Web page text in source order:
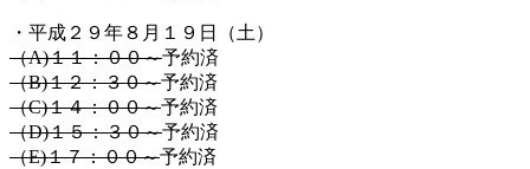
・平成２９年８月１９日（土）
（A)１１：００～予約済
（B)１２：３０～予約済
（C)１４：００～予約済
（D)１５：３０～予約済
（E)１７：００～予約済